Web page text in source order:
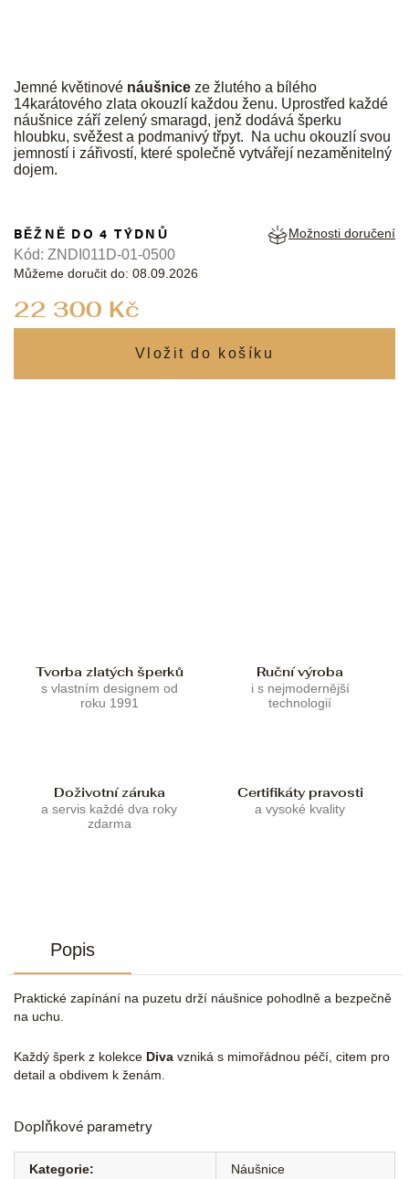
Jemné květinové náušnice ze žlutého a bílého
14karátového zlata okouzlí každou ženu. Uprostřed každé
náušnice září zelený smaragd, jenž dodává šperku
hloubku, svěžest a podmanivý třpyt. Na uchu okouzlí svou
jemností i zářivostí, které společně vytvářejí nezaměnitelný
dojem.
22 300 Kč
BĚŽNĚ DO 4 TÝDNŮ
Můžeme doručit do: 08.09.2026
Možnosti doručení
Kód: ZNDI011D-01-0500
Tvorba zlatých šperků
s vlastním designem od
roku 1991
Ruční výroba
i s nejmodernější
technologií
Doživotní záruka
a servis každé dva roky
zdarma
Certifikáty pravosti
a vysoké kvality
Popis
Praktické zapínání na puzetu drží náušnice pohodlně a bezpečně
na uchu.
Každý šperk z kolekce Diva vzniká s mimořádnou péčí, citem pro
detail a obdivem k ženám.
Doplňkové parametry
Kategorie: Náušnice